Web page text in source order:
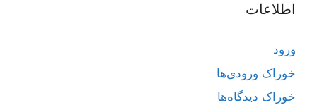
اطلاعات
ورود
خوراک ورودی‌ها
خوراک دیدگاه‌ها